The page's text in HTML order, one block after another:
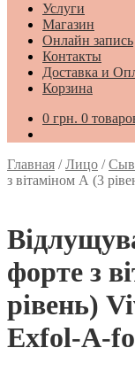
Услуги
Магазин
Онлайн запись
Контакты
Доставка и
Корзина
0 грн. 0
Главная /Лицо /
з вітаміном А (3
форте з
рівень)
Exfol-A-